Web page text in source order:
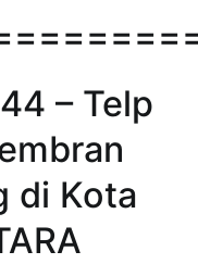
– Telp
di Kota